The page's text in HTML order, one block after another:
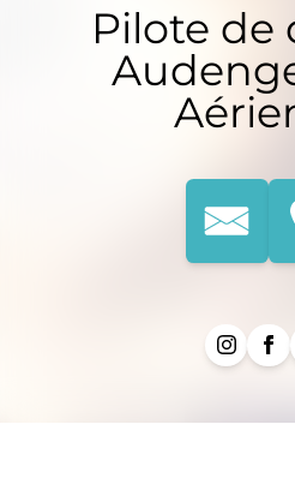
Pilote de